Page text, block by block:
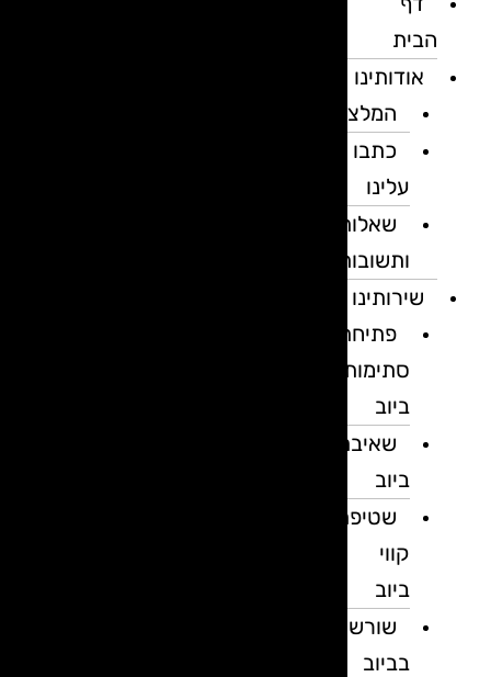
הבית
אודותינו
המלצות
כתבו
עלינו
שאלות
ותשובות
שירותינו
פתיחת
סתימות
ביוב
שאיבת
ביוב
שטיפת
קווי
ביוב
שורשים
בביוב